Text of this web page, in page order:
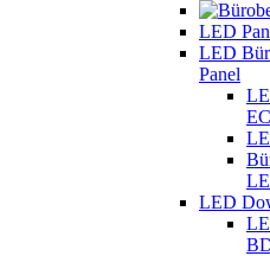
LED
LED
Panel
LED